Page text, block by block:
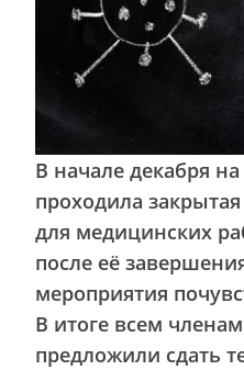
В начале декабря
проходила
для медицинских
после её
мероприятия
В итоге всем
предложили сдать